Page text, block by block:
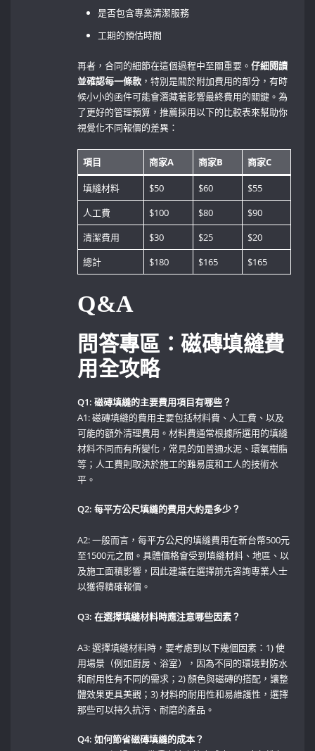
是否包含專業清潔服務
工期的預估時間
再者，合同的細節在這個過程中至關重要。仔細閱讀
並確認每一條款 ，特別是關於附加費用的部分，有時
候小小的函件可能會潛藏著影響最終費用的關鍵。為
了更好的管理預算，推薦採用以下的比較表來幫助你
視覺化不同報價的差異：
項目 商家A 商家B 商家C
填縫材料 $50 $60
$55
人工費
$100 $80
$90
清潔費用
$30 $25
$20
總計
$180 $165 $165
Q&A
問答專區：磁磚填縫費
用全攻略
Q1: 磁磚填縫的主要費用項目有哪些？
A1: 磁磚填縫的費用主要包括材料費、人工費、以及
可能的額外清理費用。材料費通常根據所選用的填縫
材料不同而有所變化，常見的如普通水泥、環氧樹脂
等；人工費則取決於施工的難易度和工人的技術水
平。
Q2: 每平方公尺填縫的費用大約是多少？
A2: 一般而言，每平方公尺的填縫費用在新台幣500元
至1500元之間。具體價格會受到填縫材料、地區、以
及施工面積影響，因此建議在選擇前先咨詢專業人士
以獲得精確報價。
Q3: 在選擇填縫材料時應注意哪些因素？
A3: 選擇填縫材料時，要考慮到以下幾個因素：1) 使
用場景（例如廚房、浴室），因為不同的環境對防水
和耐用性有不同的需求；2) ‌顏色與磁磚的搭配，讓整
體效果更具美觀；3) 材料的耐用性和易維護性，選擇
那些可以持久抗污、耐磨的產品。
Q4: ⁢如何節省磁磚填縫的成本？